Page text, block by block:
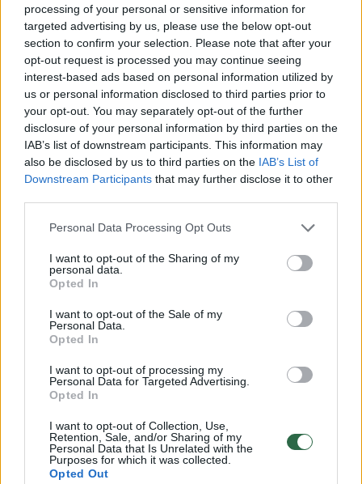
processing of your personal or sensitive information for
targeted advertising by us, please use the below opt-out
section to confirm your selection. Please note that after your
opt-out request is processed you may continue seeing
interest-based ads based on personal information utilized by
us or personal information disclosed to third parties prior to
your opt-out. You may separately opt-out of the further
disclosure of your personal information by third parties on the
IAB’s list of downstream participants. This information may
also be disclosed by us to third parties on the IAB’s List of
Downstream Participants that may further disclose it to other
Personal Data Processing Opt Outs
I want to opt-out of the Sharing of my
personal data.
Opted In
I want to opt-out of the Sale of my
Personal Data.
Opted In
I want to opt-out of processing my
Personal Data for Targeted Advertising.
Opted In
I want to opt-out of Collection, Use,
Retention, Sale, and/or Sharing of my
Personal Data that Is Unrelated with the
Purposes for which it was collected.
Opted Out
distancija vėjas planuoja įsibėgėti iki 30 ir
daugiau mazgų (iki 15 ir daugiau m/s).
Gūsiuose jis bus dar stipresnis. Vėliau vėjas
pamažu turėtų rimti.
Susiję straipsniai
startas jaunimo buriavimo
čempionate: po pirmos
– tarp 30 geriausiųjų